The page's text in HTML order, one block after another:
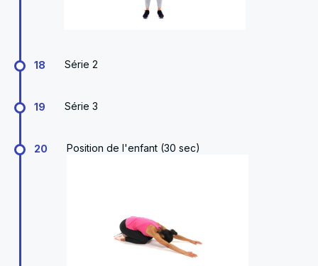
18 Série 2
19 Série 3
20 Position de l'enfant (30 sec)